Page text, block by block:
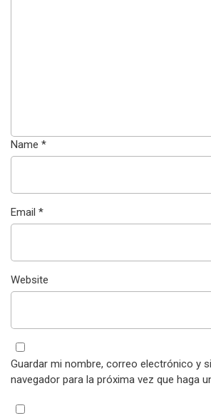
Name *
Email *
Website
Guardar mi nombre, correo electrónico y
navegador para la próxima vez que haga